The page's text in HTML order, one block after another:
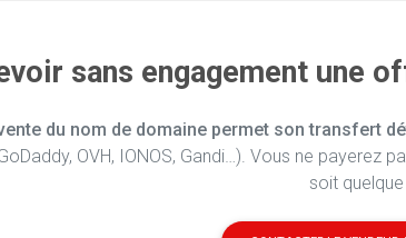
sans engagement une
du nom de domaine permet son transfert
OVH, IONOS, Gandi…). Vous ne payerez
soit